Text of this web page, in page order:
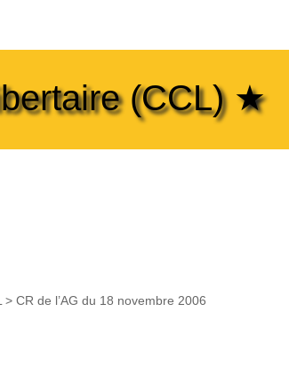
(CCL) ★
> CR de l’AG du 18 novembre 2006